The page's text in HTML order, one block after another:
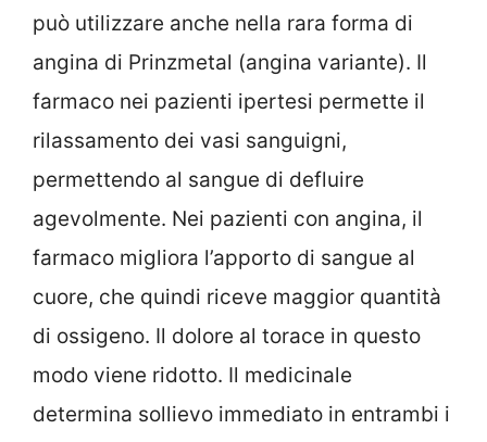
può utilizzare anche nella rara forma di
angina di Prinzmetal (angina variante). Il
farmaco nei pazienti ipertesi permette il
rilassamento dei vasi sanguigni,
permettendo al sangue di defluire
agevolmente. Nei pazienti con angina, il
farmaco migliora l’apporto di sangue al
cuore, che quindi riceve maggior quantità
di ossigeno. Il dolore al torace in questo
modo viene ridotto. Il medicinale
determina sollievo immediato in entrambi i